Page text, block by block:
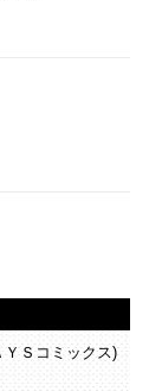
Ｓコミックス)